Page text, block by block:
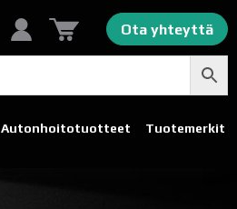
Ota yhteyttä
Autonhoito­tuotteet Tuotemerkit